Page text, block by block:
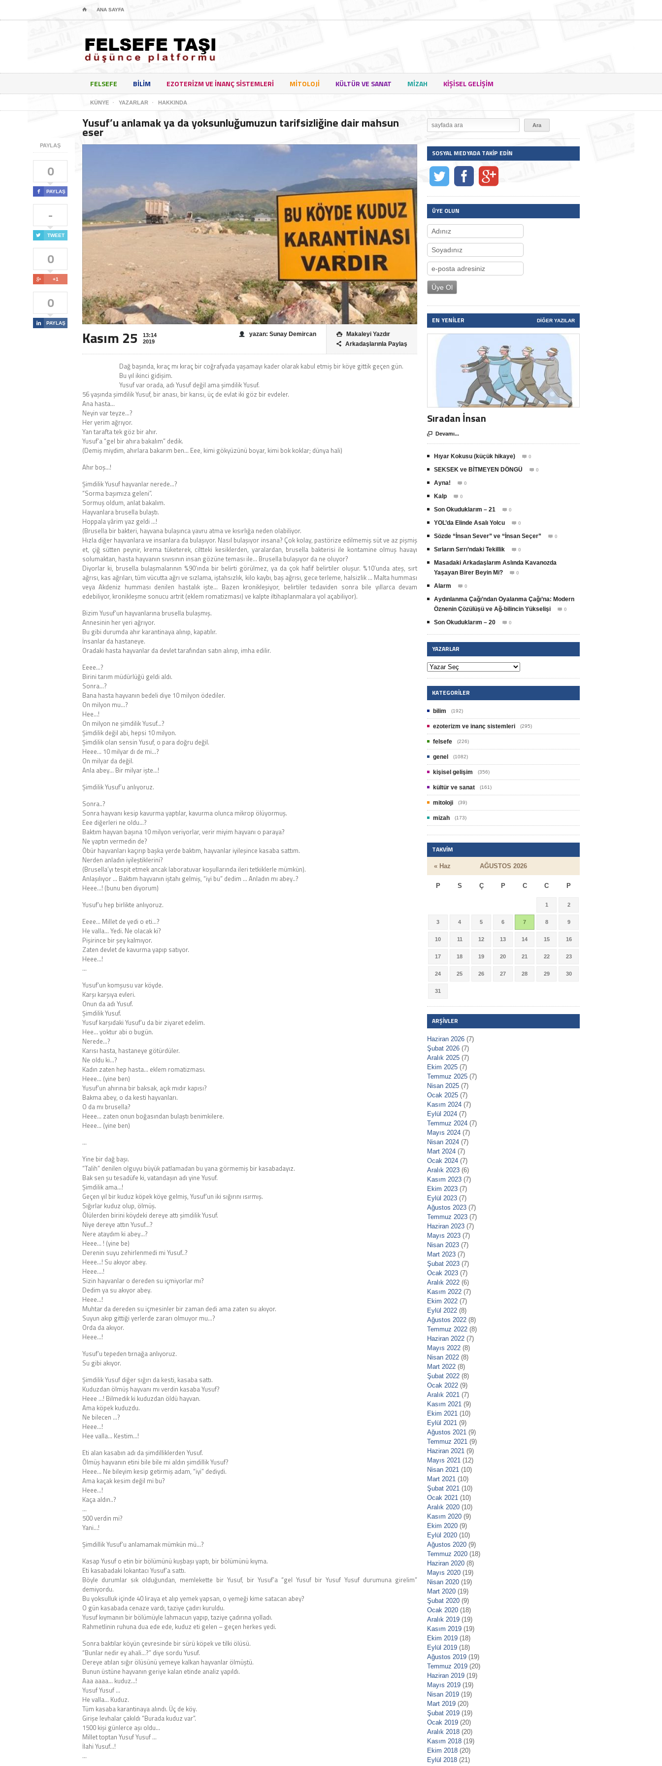
⌂ ANA SAYFA
FELSEFE BILIM EZOTERIZM VE INANÇ SISTEMLERI MITOLOJI KÜLTÜR VE SANAT MIZAH KIŞISEL GELIŞIM
KÜNYE YAZARLAR HAKKINDA
PAYLAŞ
0
 PAYLAŞ
-
 TWEET
0
 +1
0
 PAYLAŞ
Yusuf’u anlamak ya da yoksunluğumuzun tarifsizliğine dair mahsun
eser
Kasım 25
13:14
2019
 Makaleyi Yazdır
 Arkadaşlarınla Paylaş
yazan: Sunay Demircan
Dağ başında, kıraç mı kıraç bir coğrafyada yaşamayı kader olarak kabul etmiş bir köye gittik geçen gün.
Bu yıl ikinci gidişim.
Yusuf var orada, adı Yusuf değil ama şimdilik Yusuf.
56 yaşında şimdilik Yusuf, bir anası, bir karısı, üç de evlat iki göz bir evdeler.
Ana hasta…
Neyin var teyze…?
Her yerim ağrıyor.
Yan tarafta tek göz bir ahır.
Yusuf’a “gel bir ahıra bakalım” dedik.
(Demiş miydim, ahırlara bakarım ben… Eee, kimi gökyüzünü boyar, kimi bok koklar; dünya hali)
Ahır boş…!
Şimdilik Yusuf hayvanlar nerede…?
“Sorma başımıza geleni”.
Sormuş oldum, anlat bakalım.
Hayvanlara brusella bulaştı.
Hoppala yârim yaz geldi …!
(Brusella bir bakteri, hayvana bulaşınca yavru atma ve kısırlığa neden olabiliyor.
Hızla diğer hayvanlara ve insanlara da bulaşıyor. Nasıl bulaşıyor insana? Çok kolay, pastörize edilmemiş süt ve az pişmiş
et, çiğ sütten peynir, krema tüketerek, ciltteki kesiklerden, yaralardan, brusella bakterisi ile kontamine olmuş havayı
solumaktan, hasta hayvanın sıvısının insan gözüne teması ile… Brusella bulaşıyor da ne oluyor?
Diyorlar ki, brusella bulaşmalarının %90’ında bir belirti görülmez, ya da çok hafif belirtiler oluşur. %10’unda ateş, sırt
ağrısı, kas ağrıları, tüm vücutta ağrı ve sızlama, iştahsızlık, kilo kaybı, baş ağrısı, gece terleme, halsizlik … Malta humması
veya Akdeniz humması denilen hastalık işte… Bazen kronikleşiyor, belirtiler tedaviden sonra bile yıllarca devam
edebiliyor, kronikleşme sonucu artrit (eklem romatizması) ve kalpte iltihaplanmalara yol açabiliyor).
Bizim Yusuf’un hayvanlarına brusella bulaşmış.
Annesinin her yeri ağrıyor.
Bu gibi durumda ahır karantinaya alınıp, kapatılır.
İnsanlar da hastaneye.
Oradaki hasta hayvanlar da devlet tarafından satın alınıp, imha edilir.
Eeee…?
Birini tarım müdürlüğü geldi aldı.
Sonra…?
Bana hasta hayvanın bedeli diye 10 milyon ödediler.
On milyon mu…?
Hee…!
On milyon ne şimdilik Yusuf…?
Şimdilik değil abi, hepsi 10 milyon.
Şimdilik olan sensin Yusuf, o para doğru değil.
Heee… 10 milyar dı de mi…?
On milyar da değil.
Anla abey… Bir milyar işte…!
Şimdilik Yusuf’u anlıyoruz.
Sonra..?
Sonra hayvanı kesip kavurma yaptılar, kavurma olunca mikrop ölüyormuş.
Eee diğerleri ne oldu…?
Baktım hayvan başına 10 milyon veriyorlar, verir miyim hayvanı o paraya?
Ne yaptın vermedin de?
Öbür hayvanları kaçırıp başka yerde baktım, hayvanlar iyileşince kasaba sattım.
Nerden anladın iyileştiklerini?
(Brusella’yı tespit etmek ancak laboratuvar koşullarında ileri tetkiklerle mümkün).
Anlaşılıyor … Baktım hayvanın iştahı gelmiş, “iyi bu” dedim … Anladın mı abey..?
Heee…! (bunu ben diyorum)
Yusuf’u hep birlikte anlıyoruz.
Eeee… Millet de yedi o eti…?
He valla… Yedi. Ne olacak ki?
Pişirince bir şey kalmıyor.
Zaten devlet de kavurma yapıp satıyor.
Heee…!
…
Yusuf’un komşusu var köyde.
Karşı karşıya evleri.
Onun da adı Yusuf.
Şimdilik Yusuf.
Yusuf karşıdaki Yusuf’u da bir ziyaret edelim.
Hee… yoktur abi o bugün.
Nerede…?
Karısı hasta, hastaneye götürdüler.
Ne oldu ki…?
Kadın zaten hep hasta… eklem romatizması.
Heee… (yine ben)
Yusuf’un ahırına bir baksak, açık mıdır kapısı?
Bakma abey, o da kesti hayvanları.
O da mı brusella?
Heee… zaten onun boğasından bulaştı benimkilere.
Heee… (yine ben)
…
Yine bir dağ başı.
“Talih” denilen olguyu büyük patlamadan bu yana görmemiş bir kasabadayız.
Bak sen şu tesadüfe ki, vatandaşın adı yine Yusuf.
Şimdilik ama…!
Geçen yıl bir kuduz köpek köye gelmiş, Yusuf’un iki sığırını ısırmış.
Sığırlar kuduz olup, ölmüş.
Ölülerden birini köydeki dereye attı şimdilik Yusuf.
Niye dereye attın Yusuf…?
Nere ataydım ki abey…?
Heee… ! (yine be)
Derenin suyu zehirlenmedi mi Yusuf..?
Heee…! Su akıyor abey.
Heee….!
Sizin hayvanlar o dereden su içmiyorlar mı?
Dedim ya su akıyor abey.
Heee…!
Muhtar da dereden su içmesinler bir zaman dedi ama zaten su akıyor.
Suyun akıp gittiği yerlerde zararı olmuyor mu…?
Orda da akıyor.
Heee…!
Yusuf’u tepeden tırnağa anlıyoruz.
Su gibi akıyor.
Şimdilik Yusuf diğer sığırı da kesti, kasaba sattı.
Kuduzdan ölmüş hayvanı mı verdin kasaba Yusuf?
Heee …! Bilmedik ki kuduzdan öldü hayvan.
Ama köpek kuduzdu.
Ne bilecen …?
Heee…!
Hee valla… Kestim…!
Eti alan kasabın adı da şimdilliklerden Yusuf.
Ölmüş hayvanın etini bile bile mi aldın şimdillik Yusuf?
Heee… Ne bileyim kesip getirmiş adam, “iyi” dediydi.
Ama kaçak kesim değil mi bu?
Heee…!
Kaça aldın..?
…
500 verdin mi?
Yani…!
Şimdillik Yusuf’u anlamamak mümkün mü…?
Kasap Yusuf o etin bir bölümünü kuşbaşı yaptı, bir bölümünü kıyma.
Eti kasabadaki lokantacı Yusuf’a sattı.
Böyle durumlar sık olduğundan, memlekette bir Yusuf, bir Yusuf’a “gel Yusuf bir Yusuf Yusuf durumuna girelim”
demiyordu.
Bu yoksulluk içinde 40 liraya et alıp yemek yapsan, o yemeği kime satacan abey?
O gün kasabada cenaze vardı, taziye çadırı kuruldu.
Yusuf kıymanın bir bölümüyle lahmacun yapıp, taziye çadırına yolladı.
Rahmetlinin ruhuna dua ede ede, kuduz eti gelen – geçen herkes yedi.
Sonra baktılar köyün çevresinde bir sürü köpek ve tilki ölüsü.
“Bunlar nedir ey ahali…?” diye sordu Yusuf.
Dereye atılan sığır ölüsünü yemeye kalkan hayvanlar ölmüştü.
Bunun üstüne hayvanın geriye kalan etinde analiz yapıldı.
Aaa aaaa… kuduz…!
Yusuf Yusuf …
He valla… Kuduz.
Tüm kasaba karantinaya alındı. Üç de köy.
Girişe levhalar çakıldı “Burada kuduz var”.
1500 kişi günlerce aşı oldu…
Millet toptan Yusuf Yusuf …
İlahi Yusuf…!
…
SOSYAL MEDYADA TAKIP EDIN
ÜYE OLUN
EN YENILER DIĞER YAZILAR
Sıradan İnsan
 Devamı...
Hıyar Kokusu (küçük hikaye)  0
SEKSEK ve BİTMEYEN DÖNGÜ  0
Ayna!  0
Kalp  0
Son Okuduklarım – 21  0
YOL’da Elinde Asalı Yolcu  0
Sözde “İnsan Sever” ve “İnsan Seçer”  0
Sırların Sırrı’ndaki Tekillik  0
Masadaki Arkadaşlarım Aslında Kavanozda
Yaşayan Birer Beyin Mi?
 0
Alarm  0
Aydınlanma Çağı’ndan Oyalanma Çağı’na: Modern
Öznenin Çözülüşü ve Ağ-bilincin Yükselişi
 0
Son Okuduklarım – 20  0
YAZARLAR
KATEGORILER
bilim (192)
ezoterizm ve inanç sistemleri (295)
felsefe (226)
genel (1082)
kişisel gelişim (356)
kültür ve sanat (161)
mitoloji (39)
mizah (173)
TAKVIM
AĞUSTOS 2026
P S Ç P C C P
« Haz
1 2
3 4 5 6 7 8 9
10 11 12 13 14 15 16
17 18 19 20 21 22 23
24 25 26 27 28 29 30
31
ARŞIVLER
Haziran 2026 (7)
Şubat 2026 (7)
Aralık 2025 (7)
Ekim 2025 (7)
Temmuz 2025 (7)
Nisan 2025 (7)
Ocak 2025 (7)
Kasım 2024 (7)
Eylül 2024 (7)
Temmuz 2024 (7)
Mayıs 2024 (7)
Nisan 2024 (7)
Mart 2024 (7)
Ocak 2024 (7)
Aralık 2023 (6)
Kasım 2023 (7)
Ekim 2023 (7)
Eylül 2023 (7)
Ağustos 2023 (7)
Temmuz 2023 (7)
Haziran 2023 (7)
Mayıs 2023 (7)
Nisan 2023 (7)
Mart 2023 (7)
Şubat 2023 (7)
Ocak 2023 (7)
Aralık 2022 (6)
Kasım 2022 (7)
Ekim 2022 (7)
Eylül 2022 (8)
Ağustos 2022 (8)
Temmuz 2022 (8)
Haziran 2022 (7)
Mayıs 2022 (8)
Nisan 2022 (8)
Mart 2022 (8)
Şubat 2022 (8)
Ocak 2022 (9)
Aralık 2021 (7)
Kasım 2021 (9)
Ekim 2021 (10)
Eylül 2021 (9)
Ağustos 2021 (9)
Temmuz 2021 (9)
Haziran 2021 (9)
Mayıs 2021 (12)
Nisan 2021 (10)
Mart 2021 (10)
Şubat 2021 (10)
Ocak 2021 (10)
Aralık 2020 (10)
Kasım 2020 (9)
Ekim 2020 (9)
Eylül 2020 (10)
Ağustos 2020 (9)
Temmuz 2020 (18)
Haziran 2020 (8)
Mayıs 2020 (19)
Nisan 2020 (19)
Mart 2020 (19)
Şubat 2020 (9)
Ocak 2020 (18)
Aralık 2019 (19)
Kasım 2019 (19)
Ekim 2019 (18)
Eylül 2019 (18)
Ağustos 2019 (19)
Temmuz 2019 (20)
Haziran 2019 (19)
Mayıs 2019 (19)
Nisan 2019 (19)
Mart 2019 (20)
Şubat 2019 (19)
Ocak 2019 (20)
Aralık 2018 (20)
Kasım 2018 (19)
Ekim 2018 (20)
Eylül 2018 (21)